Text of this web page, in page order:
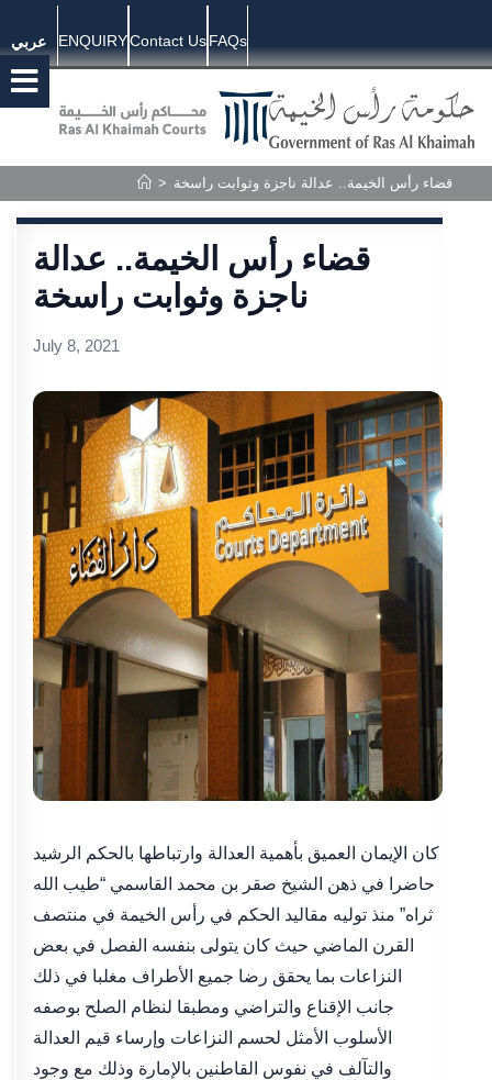
عربي ENQUIRYContact UsFAQs
> قضاء رأس الخيمة.. عدالة ناجزة وثوابت راسخة
قضاء رأس الخيمة.. عدالة
ناجزة وثوابت راسخة
July 8, 2021
كان الإيمان العميق بأهمية العدالة وارتباطها بالحكم الرشيد
حاضرا في ذهن الشيخ صقر بن محمد القاسمي “طيب الله
ثراه” منذ توليه مقاليد الحكم في رأس الخيمة في منتصف
القرن الماضي حيث كان يتولى بنفسه الفصل في بعض
النزاعات بما يحقق رضا جميع الأطراف مغلبا في ذلك
جانب الإقناع والتراضي ومطبقا لنظام الصلح بوصفه
الأسلوب الأمثل لحسم النزاعات وإرساء قيم العدالة
والتآلف في نفوس القاطنين بالإمارة وذلك مع وجود